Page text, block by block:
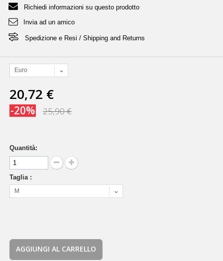
Richiedi informazioni su questo prodotto
Invia ad un amico
Spedizione e Resi / Shipping and Returns
Euro
20,72 €
-20% 25,90 €
Quantità:
Taglia :
M
AGGIUNGI AL CARRELLO